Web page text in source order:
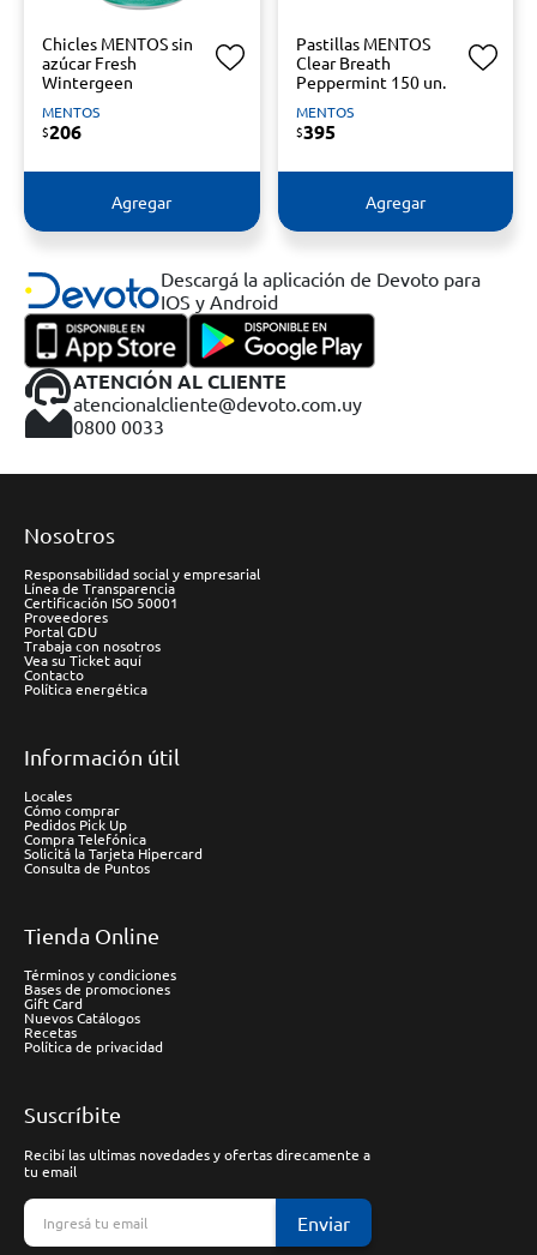
Chicles MENTOS sin
azúcar Fresh
Wintergeen
MENTOS
$206
Agregar
Pastillas MENTOS
Clear Breath
Peppermint 150 un.
MENTOS
$395
Agregar
Descargá la aplicación de Devoto para
IOS y Android
ATENCIÓN AL CLIENTE
atencionalcliente@devoto.com.uy
0800 0033
Nosotros
Responsabilidad social y empresarial
Línea de Transparencia
Certificación ISO 50001
Proveedores
Portal GDU
Trabaja con nosotros
Vea su Ticket aquí
Contacto
Política energética
Información útil
Locales
Cómo comprar
Pedidos Pick Up
Compra Telefónica
Solicitá la Tarjeta Hipercard
Consulta de Puntos
Tienda Online
Términos y condiciones
Bases de promociones
Gift Card
Nuevos Catálogos
Recetas
Política de privacidad
Suscríbite
Recibí las ultimas novedades y ofertas direcamente a
tu email
Enviar